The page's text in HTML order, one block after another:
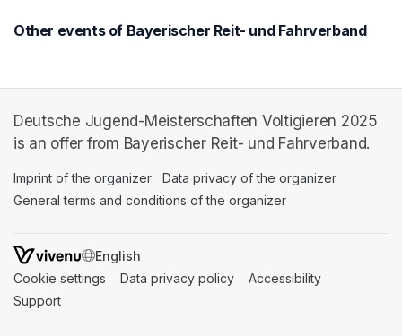
Other events of Bayerischer Reit- und Fahrverband
Deutsche Jugend-Meisterschaften Voltigieren 2025
is an offer from Bayerischer Reit- und Fahrverband.
Imprint of the organizer (opens in a new tab)
Data privacy of the organizer
General terms and conditions of the organizer
SWITCH LANGUAGE
Cookie settings (opens in a new tab)
Data privacy policy (opens in a new tab)
Accessibility
Support